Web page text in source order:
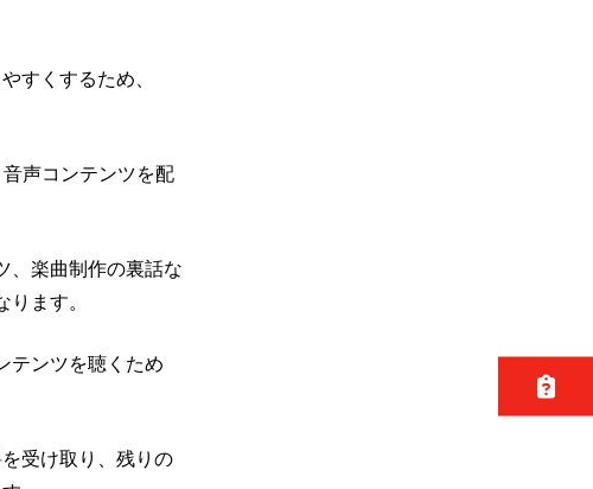
やすくするため、
音声コンテンツを配
、楽曲制作の裏話な
りま す。
テンツを聴くため
受け取り、 残りの